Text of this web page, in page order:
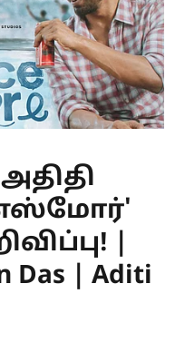
|
Das | Aditi